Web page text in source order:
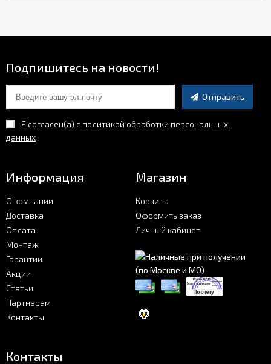
Подпишитесь на новости!
Отправить
Я согласен(a) с политикой обработки персональных
данных
Информация
О компании
Доставка
Оплата
Монтаж
Гарантии
Акции
Статьи
Партнерам
Контакты
Магазин
Корзина
Оформить заказ
Личный кабинет
Контакты